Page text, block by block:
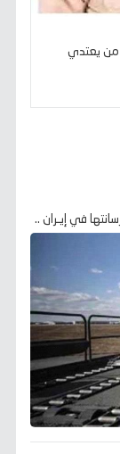
من يعتدي
في إيـران ..